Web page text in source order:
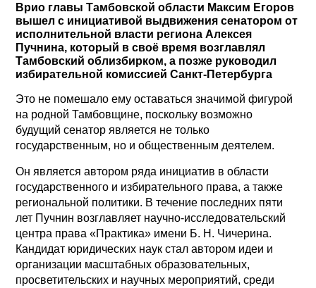
Врио главы Тамбовской области Максим Егоров
вышел с инициативой выдвижения сенатором от
исполнительной власти региона Алексея
Пучнина, который в своё время возглавлял
Тамбовский облизбирком, а позже руководил
избирательной комиссией Санкт-Петербурга
Это не помешало ему оставаться значимой фигурой
на родной Тамбовщине, поскольку возможно
будущий сенатор является не только
государственным, но и общественным деятелем.
Он является автором ряда инициатив в области
государственного и избирательного права, а также
региональной политики. В течение последних пяти
лет Пучнин возглавляет научно-исследовательский
центра права «Практика» имени Б. Н. Чичерина.
Кандидат юридических наук стал автором идеи и
организации масштабных образовательных,
просветительских и научных мероприятий, среди